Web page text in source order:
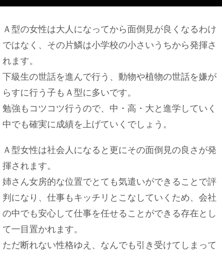
Ａ型の女性は大人になってから面倒見が良くなるわけ
ではなく、その片鱗は小学校の小さいうちから発揮さ
れます。
下級生の世話を進んで行う、動物や植物の世話を嫌が
らすに行う子もＡ型に多いです。
勉強もコツコツ行うので、中・高・大と進学していく
中でも確実に成績を上げていくでしょう。
Ａ型女性は社会人になると更にその面倒見の良さが発
揮されます。
姉さん女房的な位置でとても気遣いができることで評
判になり、仕事もキッチリとこなしていくため、会社
の中でも安心して仕事を任せることができる存在とし
て一目置かれます。
ただ断れない性格ゆえ、なんでも引き受けてしまって